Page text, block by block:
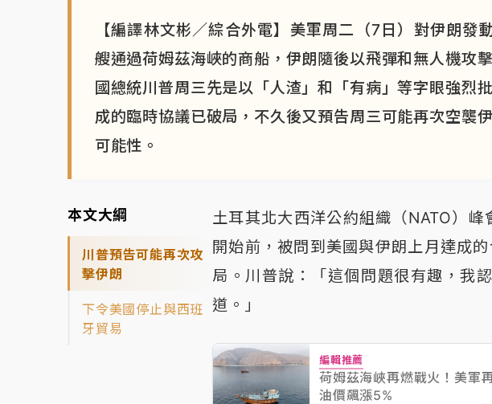
【編譯林文彬／綜合外電】美軍周二（7日）對伊朗發
艘通過荷姆茲海峽的商船，伊朗隨後以飛彈和無人機攻
國總統川普周三先是以「人渣」和「有病」等字眼強烈
成的臨時協議已破局，不久後又預告周三可能再次空襲
可能性。
本文大綱
川普預告可能再次攻
擊伊朗
下令美國停止與西班
牙貿易
土耳其北大西洋公約組織（NATO）
開始前，被問到美國與伊朗上月達成
局。川普說：「這個問題很有趣，我
道。」
編輯推薦
荷姆茲海峽再燃戰火！美軍
油價飆漲5%